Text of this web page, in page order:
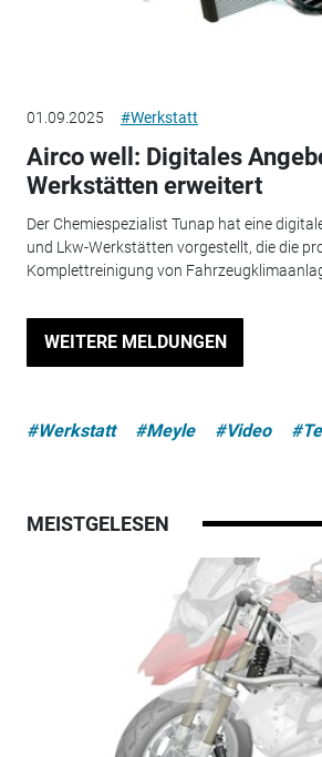
01.09.2025 #Werkstatt
Airco well: Digitales
Werkstätten erweitert
Der Chemiespezialist Tunap hat eine
und Lkw-Werkstätten vorgestellt, die die
Komplettreinigung von
WEITERE MELDUNGEN
#Werkstatt #Meyle #Video
MEISTGELESEN